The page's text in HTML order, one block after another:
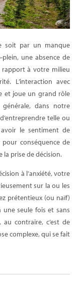
soit par un manque
une absence de
à votre milieu
L’interaction avec
et joue un grand rôle
dans notre
telle ou
le sentiment de
conséquence de
la prise de décision.
à l’anxiété, votre
sur la ou les
prétentieux (ou naïf)
seule fois et sans
contraire, c’est de
complexe, qui se fait